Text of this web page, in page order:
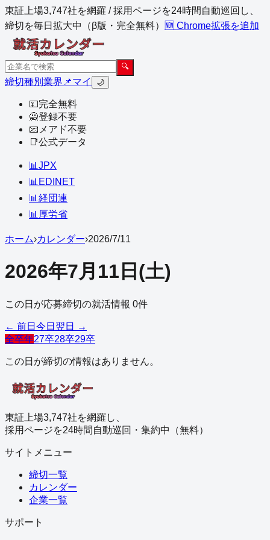
東証上場3,747社を網羅 / 採用ページを24時間自動巡回し、
締切を毎日拡大中（β版・完全無料）
🆕 Chrome拡張を追加
🔍
締切種別 業界 📌マイ 🌙
💴完全無料
🙅登録不要
📧 メアド不要
📑公式データ
📊 JPX
📊 EDINET
📊 経団連
📊 厚労省
ホーム›カレンダー›2026/7/11
2026年7月 11 日 (土)
この日が応募締切の就活情報 0件
← 前日 今日 翌日 →
全卒年27卒28卒29卒
この日が締切の情報はありません。
東証上場3,747社を網羅し、
採用ページを24時間自動巡回・集約中（無料）
サイトメニュー
締切一覧
カレンダー
企業一覧
サポート